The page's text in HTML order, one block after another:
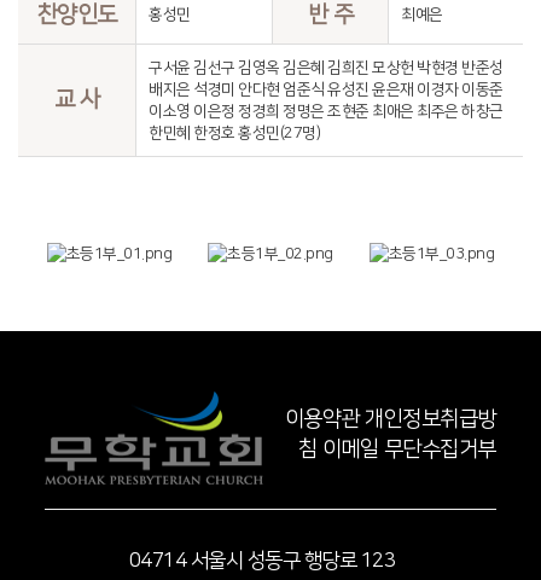
찬양인도 홍성민 반 주 최예은
교 사
구서윤 김선구 김영옥 김은혜 김희진 모상헌 박현경 반준성
배지은 석경미 안다현 엄준식 유성진 윤은재 이경자 이동준
이소영 이은정 정경희 정명은 조현준 최애은 최주은 하창근
한민혜 한정호 홍성민(27명)
이용약관 개인정보취급방
침 이메일 무단수집거부
04714 서울시 성동구 행당로 123